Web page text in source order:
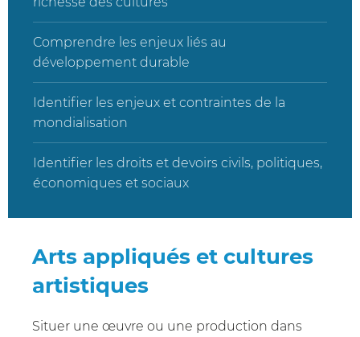
Comprendre les enjeux liés au
développement durable
Identifier les enjeux et contraintes de la
mondialisation
Identifier les droits et devoirs civils, politiques,
économiques et sociaux
Arts appliqués et cultures
artistiques
Situer une œuvre ou une production dans